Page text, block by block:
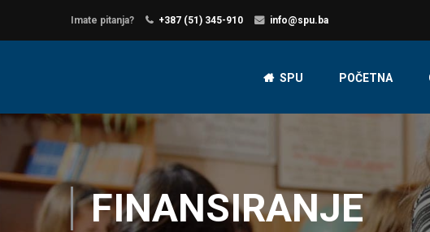
Imate pitanja? +387 (51) 345-910 info@spu.ba
SPU POČETNA
FINANSIRANJE